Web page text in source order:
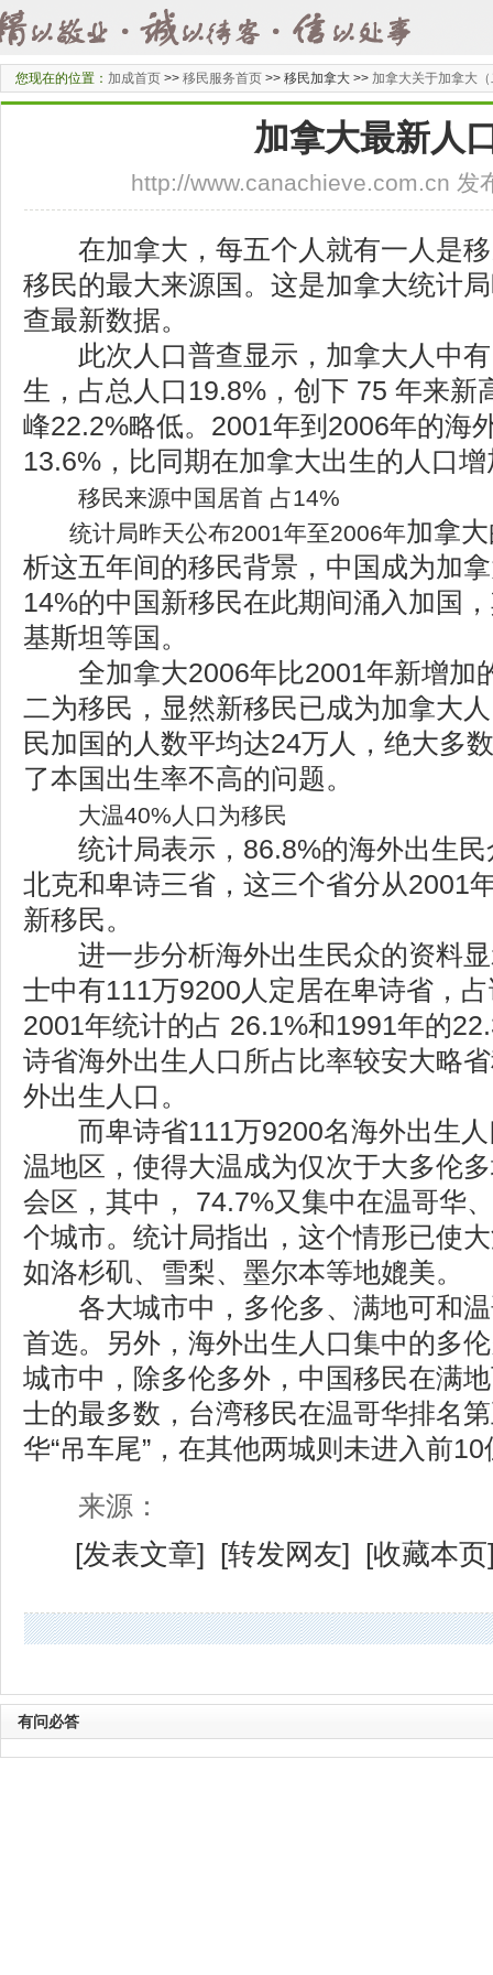
您现在的位置： 加成首页 >> 移民服务首页 >> 移民加拿大 >> 加拿大关于加拿大
加拿大最新人
http://www.canachieve.com.cn 发
在加拿大，每五个人就有一人是移
移民的最大来源国。这是加拿大统计
查最新数据。
此次人口普查显示，加拿大人中有
生，占总人口19.8%，创下 75 年来新
峰22.2%略低。2001年到2006年的海
13.6%，比同期在加拿大出生的人口
移民来源中国居首 占14%
统计局昨天公布2001年至2006年加拿
析这五年间的移民背景，中国成为加
14%的中国新移民在此期间涌入加国
基斯坦等国。
全加拿大2006年比2001年新增加
二为移民，显然新移民已成为加拿大
民加国的人数平均达24万人，绝大多
了本国出生率不高的问题。
大温40%人口为移民
统计局表示，86.8%的海外出生民
北克和卑诗三省，这三个省分从2001
新移民。
进一步分析海外出生民众的资料显
士中有111万9200人定居在卑诗省，
2001年统计的占 26.1%和1991年的
诗省海外出生人口所占比率较安大略
外出生人口。
而卑诗省111万9200名海外出生人
温地区，使得大温成为仅次于大多伦
会区，其中， 74.7%又集中在温哥华
个城市。统计局指出，这个情形已使
如洛杉矶、雪梨、墨尔本等地媲美。
各大城市中，多伦多、满地可和温
首选。另外，海外出生人口集中的多
城市中，除多伦多外，中国移民在满
士的最多数，台湾移民在温哥华排名
华“吊车尾”，在其他两城则未进入前10
来源：
[发表文章] [转发网友] [收藏本页
有问必答